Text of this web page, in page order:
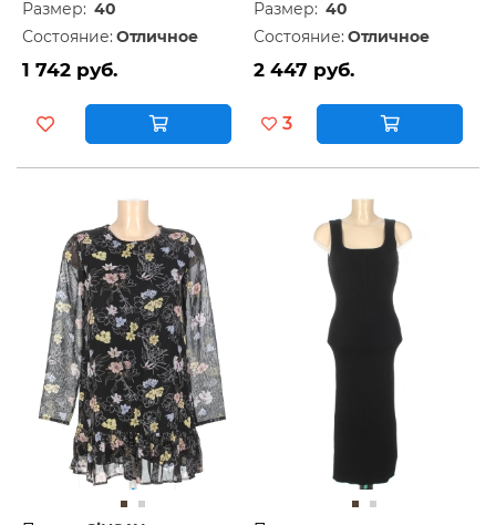
Размер: 40
Состояние: Отличное
1 742 руб.
Размер: 40
Состояние: Отличное
2 447 руб.
3